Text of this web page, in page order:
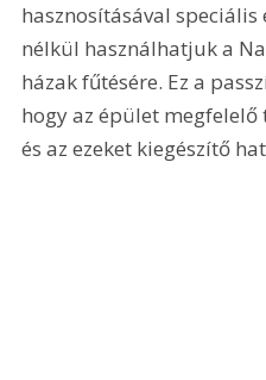
hasznosításával speciális
nélkül használhatjuk a
házak fűtésére. Ez a
hogy az épület megfelelő
és az ezeket kiegészítő